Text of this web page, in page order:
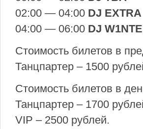
02:00 — 04:00 DJ EXTRA
04:00 — 06:00 DJ
Стоимость билетов в
Танцпартер – 1500
Стоимость билетов в
Танцпартер – 1700
VIP – 2500 рублей.